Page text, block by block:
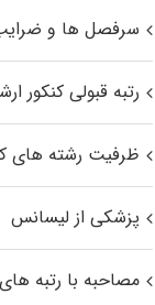
سرفصل ها و
رتبه قبولی کنکور
ظرفیت رشته های
پزشکی از لیسانس
مصاحبه با رتبه